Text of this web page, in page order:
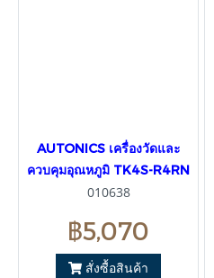
AUTONICS เครื่องวัดและ
ควบคุมอุณหภูมิ TK4S-R4RN
010638
฿5,070
สั่งซื้อสินค้า